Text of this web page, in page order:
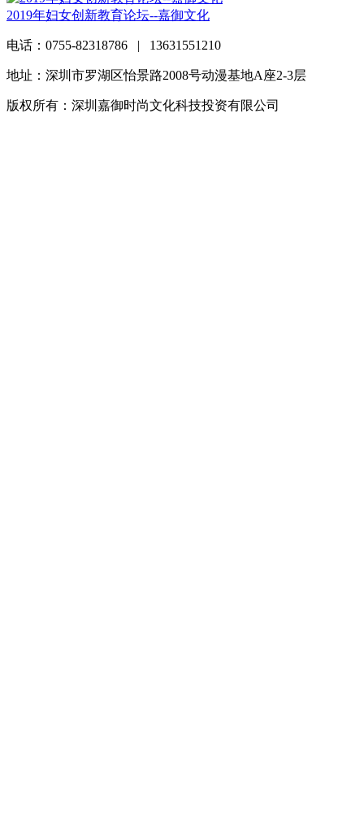
2019年妇女创新教育论坛--嘉御文化
电话：0755-82318786 | 13631551210
地址：深圳市罗湖区怡景路2008号动漫基地A座2-3层
版权所有：深圳嘉御时尚文化科技投资有限公司